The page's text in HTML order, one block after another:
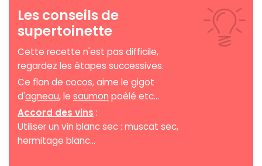
Les conseils de
supertoinette
Cette recette n'est pas difficile,
regardez les étapes successives.
Ce flan de cocos, aime le gigot
d'agneau, le saumon poêlé etc...
Accord des vins :
Utiliser un vin blanc sec : muscat sec,
hermitage blanc...